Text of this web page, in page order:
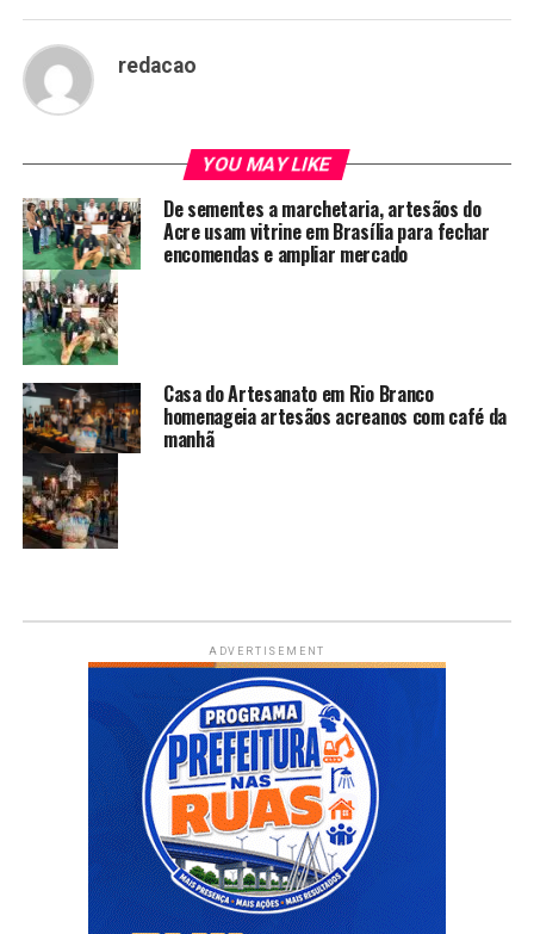
redacao
YOU MAY LIKE
De sementes a marchetaria, artesãos do
Acre usam vitrine em Brasília para fechar
encomendas e ampliar mercado
Casa do Artesanato em Rio Branco
homenageia artesãos acreanos com café da
manhã
ADVERTISEMENT